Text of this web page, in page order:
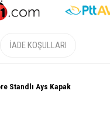
İADE KOŞULLARI
Standlı Ays Kapak